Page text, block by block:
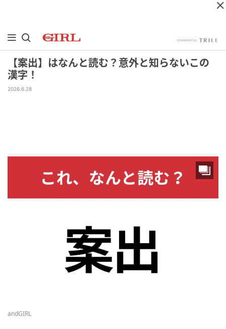
【案出】はなんと読む？意外と知らないこの
漢字！
2026.6.28
andGIRL